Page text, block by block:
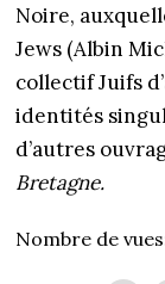
Noire,
Jews (Albin
collectif Juifs
identités
d’autres
Bretagne.
Nombre de